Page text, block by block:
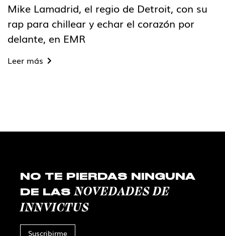
Mike Lamadrid, el regio de Detroit, con su
rap para chillear y echar el corazón por
delante, en EMR
Leer más
NO TE PIERDAS NINGUNA
DE LAS NOVEDADES DE
INNVICTUS
Suscribirme